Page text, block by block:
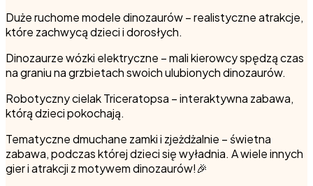
Duże ruchome modele dinozaurów – realistyczne atrakcje,
które zachwycą dzieci i dorosłych.
Dinozaurze wózki elektryczne – mali kierowcy spędzą czas
na graniu na grzbietach swoich ulubionych dinozaurów.
Robotyczny cielak Triceratopsa – interaktywna zabawa,
którą dzieci pokochają.
Tematyczne dmuchane zamki i zjeżdżalnie – świetna
zabawa, podczas której dzieci się wyładnia. A wiele innych
gier i atrakcji z motywem dinozaurów!🎉